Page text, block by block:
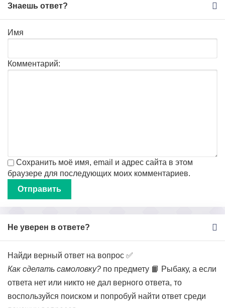
Знаешь ответ?
Имя
Комментарий:
Сохранить моё имя, email и адрес сайта в этом
браузере для последующих моих комментариев.
Не уверен в ответе?
Найди верный ответ на вопрос ✅
Как сделать самоловку? по предмету 📙 Рыбаку, а если
ответа нет или никто не дал верного ответа, то
воспользуйся поиском и попробуй найти ответ среди